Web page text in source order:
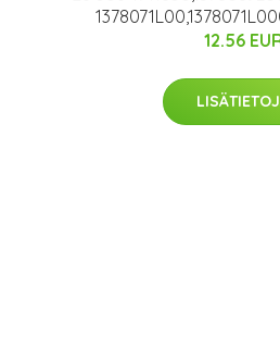
12.56